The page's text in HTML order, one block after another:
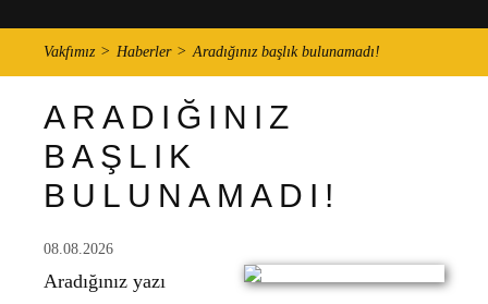
Vakfımız Haberler Aradığınız başlık bulunamadı!
ARADIĞINIZ
BAŞLIK
BULUNAMADI!
08.08.2026
Aradığınız yazı